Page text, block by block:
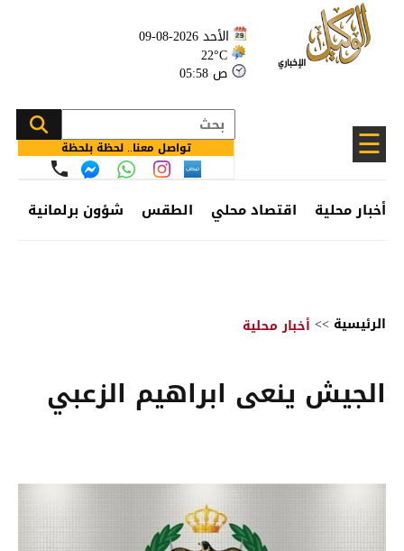
الأحد 2026-08-09
22°C
05:58 ص
☰ تواصل معنا.. لحظة بلحظة
أخبار محلية اقتصاد محلي الطقس شؤون برلمانية
الرئيسية >> أخبار محلية
الجيش ينعى ابراهيم الزعبي